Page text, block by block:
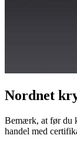
Nordnet
Bemærk, at før du
handel med